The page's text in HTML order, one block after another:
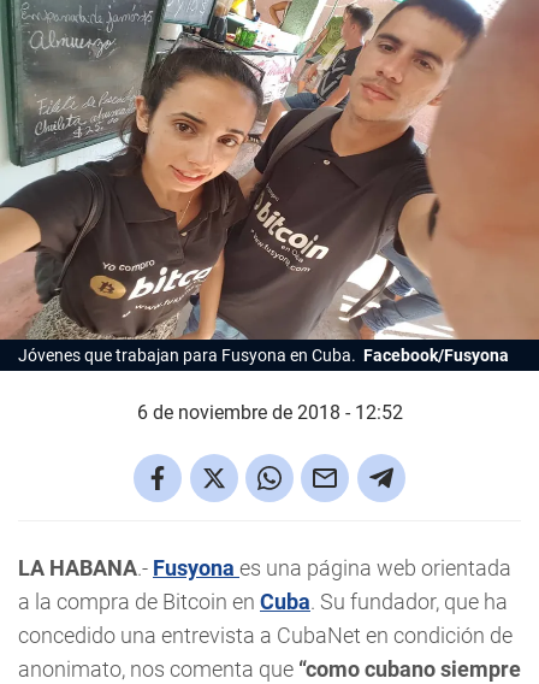
Jóvenes que trabajan para Fusyona en Cuba. Facebook/Fusyona
6 de noviembre de 2018 - 12:52
LA HABANA.- Fusyona es una página web orientada
a la compra de Bitcoin en Cuba. Su fundador, que ha
concedido una entrevista a CubaNet en condición de
anonimato, nos comenta que “como cubano siempre